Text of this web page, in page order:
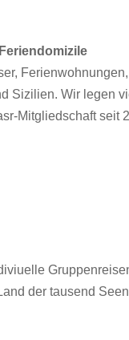
Sizilien. Wir legen
Mitgliedschaft seit
der tausend